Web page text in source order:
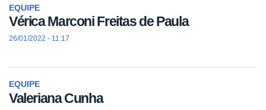
EQUIPE
Vérica Marconi Freitas de Paula
26/01/2022 - 11:17
EQUIPE
Valeriana Cunha